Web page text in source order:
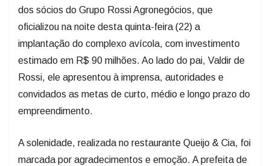
dos sócios do Grupo Rossi Agronegócios, que
oficializou na noite desta quinta-feira (22) a
implantação do complexo avícola, com investimento
estimado em R$ 90 milhões. Ao lado do pai, Valdir de
Rossi, ele apresentou à imprensa, autoridades e
convidados as metas de curto, médio e longo prazo do
empreendimento.
A solenidade, realizada no restaurante Queijo & Cia, foi
marcada por agradecimentos e emoção. A prefeita de